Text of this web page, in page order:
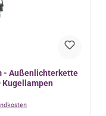
- Außenlichterkette
Kugellampen